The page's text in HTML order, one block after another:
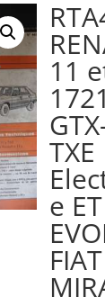
11
TXE
e ET